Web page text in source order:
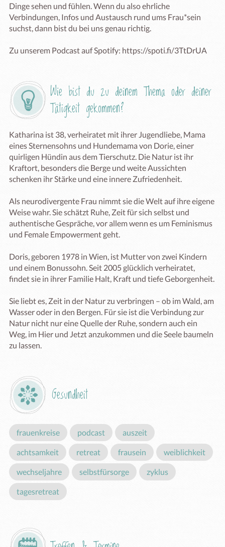
Dinge sehen und fühlen. Wenn du also ehrliche
Verbindungen, Infos und Austausch rund ums Frau*sein
suchst, dann bist du bei uns genau richtig.
Zu unserem Podcast auf Spotify: https://spoti.fi/3TtDrUA
Wie bist du zu deinem Thema oder deiner
Tätigkeit gekommen?
Katharina ist 38, verheiratet mit ihrer Jugendliebe, Mama
eines Sternensohns und Hundemama von Dorie, einer
quirligen Hündin aus dem Tierschutz. Die Natur ist ihr
Kraftort, besonders die Berge und weite Aussichten
schenken ihr Stärke und eine innere Zufriedenheit.
Als neurodivergente Frau nimmt sie die Welt auf ihre eigene
Weise wahr. Sie schätzt Ruhe, Zeit für sich selbst und
authentische Gespräche, vor allem wenn es um Feminismus
und Female Empowerment geht.
Doris, geboren 1978 in Wien, ist Mutter von zwei Kindern
und einem Bonussohn. Seit 2005 glücklich verheiratet,
findet sie in ihrer Familie Halt, Kraft und tiefe Geborgenheit.
Sie liebt es, Zeit in der Natur zu verbringen – ob im Wald, am
Wasser oder in den Bergen. Für sie ist die Verbindung zur
Natur nicht nur eine Quelle der Ruhe, sondern auch ein
Weg, im Hier und Jetzt anzukommen und die Seele baumeln
Gesundheit
frauenkreise podcast auszeit
achtsamkeit retreat frausein weiblichkeit
wechseljahre selbstfürsorge zyklus
tagesretreat